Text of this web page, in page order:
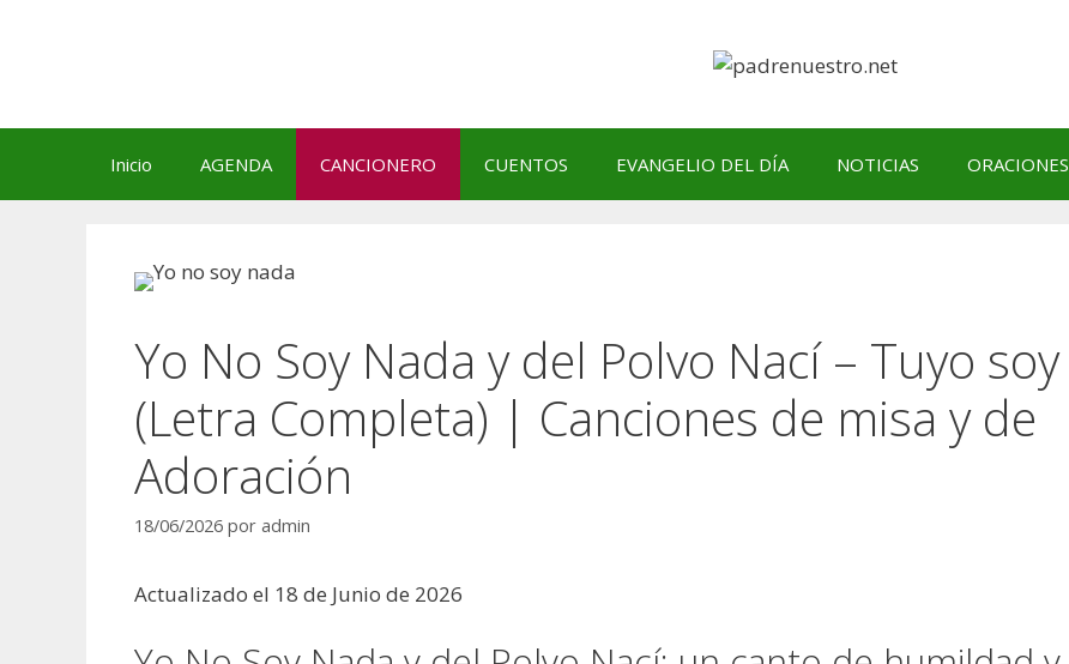
Inicio AGENDA CANCIONERO CUENTOS EVANGELIO DEL DÍA NOTICIAS ORACIONES
Yo No Soy Nada y del Polvo Nací – Tuyo soy
(Letra Completa) | Canciones de misa y de
Adoración
18/06/2026 por admin
Actualizado el 18 de Junio de 2026